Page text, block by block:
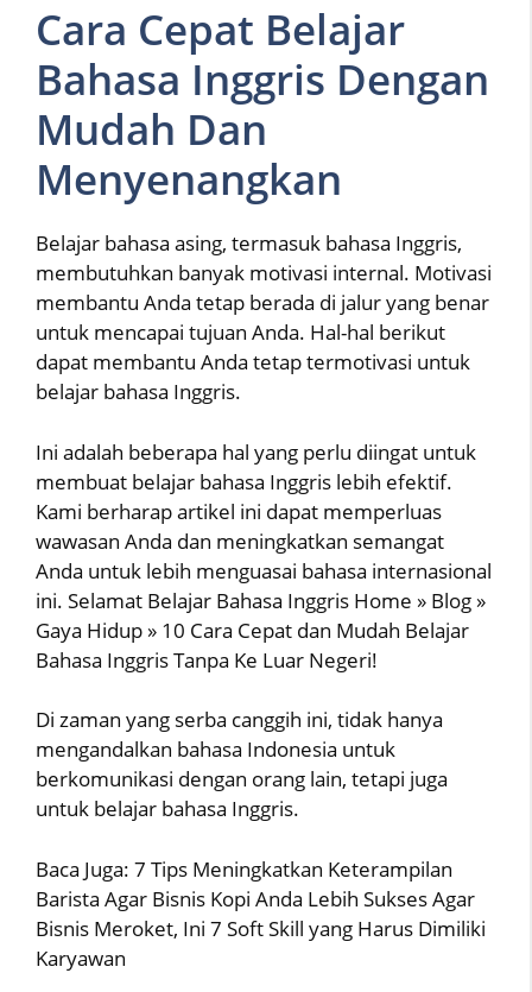
Cara Cepat Belajar
Bahasa Inggris Dengan
Mudah Dan
Menyenangkan
Belajar bahasa asing, termasuk bahasa Inggris,
membutuhkan banyak motivasi internal. Motivasi
membantu Anda tetap berada di jalur yang benar
untuk mencapai tujuan Anda. Hal-hal berikut
dapat membantu Anda tetap termotivasi untuk
belajar bahasa Inggris.
Ini adalah beberapa hal yang perlu diingat untuk
membuat belajar bahasa Inggris lebih efektif.
Kami berharap artikel ini dapat memperluas
wawasan Anda dan meningkatkan semangat
Anda untuk lebih menguasai bahasa internasional
ini. Selamat Belajar Bahasa Inggris Home » Blog »
Gaya Hidup » 10 Cara Cepat dan Mudah Belajar
Bahasa Inggris Tanpa Ke Luar Negeri!
Di zaman yang serba canggih ini, tidak hanya
mengandalkan bahasa Indonesia untuk
berkomunikasi dengan orang lain, tetapi juga
untuk belajar bahasa Inggris.
Baca Juga: 7 Tips Meningkatkan Keterampilan
Barista Agar Bisnis Kopi Anda Lebih Sukses Agar
Bisnis Meroket, Ini 7 Soft Skill yang Harus Dimiliki
Karyawan